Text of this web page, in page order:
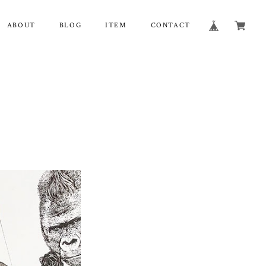
ABOUT BLOG ITEM CONTACT